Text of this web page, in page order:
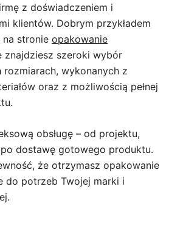
z doświadczeniem i
klientów. Dobrym przykładem
stronie opakowanie
znajdziesz szeroki wybór
wykonanych z
oraz z możliwością pełnej
obsługę – od projektu,
dostawę gotowego produktu.
że otrzymasz opakowanie
do potrzeb Twojej marki i